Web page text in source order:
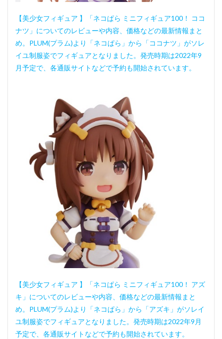
【美少女フィギュア 】「ネコぱら ミニフィギュア100！ ココ
ナツ」についてのレビューや内容、価格などの最新情報まと
め。PLUM(プラム)より「ネコぱら」から「ココナツ」がソレ
イユ制服姿でフィギュアとなりました。発売時期は2022年9
月予定で、各通販サイトなどで予約も開始されています。
【美少女フィギュア 】「ネコぱら ミニフィギュア100！ アズ
キ」についてのレビューや内容、価格などの最新情報まと
め。PLUM(プラム)より「ネコぱら」から「アズキ」がソレイ
ユ制服姿でフィギュアとなりました。発売時期は2022年9月
予定で、各通販サイトなどで予約も開始されています。